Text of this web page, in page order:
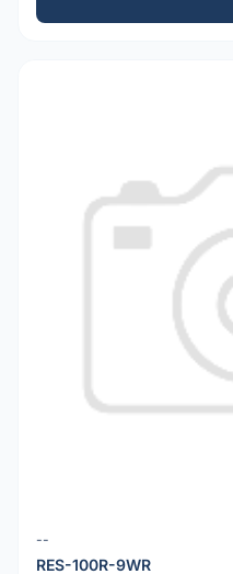
--
RES-100R-9WR